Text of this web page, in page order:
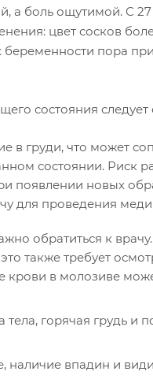
а боль ощутимой. С
цвет сосков
пора
состояния следует
в груди, что может
состоянии. Риск
появлении новых
для проведения
обратиться к
также требует
в молозиве
горячая грудь и
впадин и